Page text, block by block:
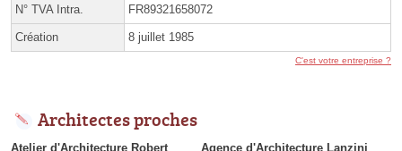
N° TVA Intra. FR89321658072
Création 8 juillet 1985
C'est votre entreprise ?
Architectes proches
Atelier d'Architecture Robert
Agence d'Architecture Lanzini